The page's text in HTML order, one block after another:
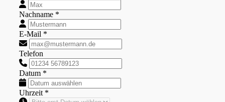
Nachname *
E-Mail *
Telefon
Datum *
Uhrzeit *